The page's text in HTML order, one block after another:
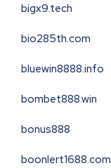
bigx9.tech
bio285th.com
bluewin8888.info
bombet888.win
bonus888
boonlert1688.com